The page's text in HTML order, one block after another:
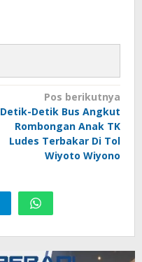
Pos berikutnya
Detik-Detik Bus Angkut
Rombongan Anak TK
Ludes Terbakar Di Tol
Wiyoto Wiyono